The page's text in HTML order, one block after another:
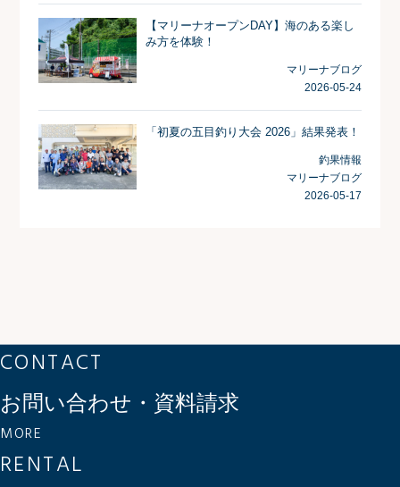
【マリーナオープンDAY】海のある楽し
み方を体験！
マリーナブログ
2026-05-24
「初夏の五目釣り大会 2026」結果発表！
釣果情報
マリーナブログ
2026-05-17
CONTACT
お問い合わせ・資料請求
MORE
RENTAL